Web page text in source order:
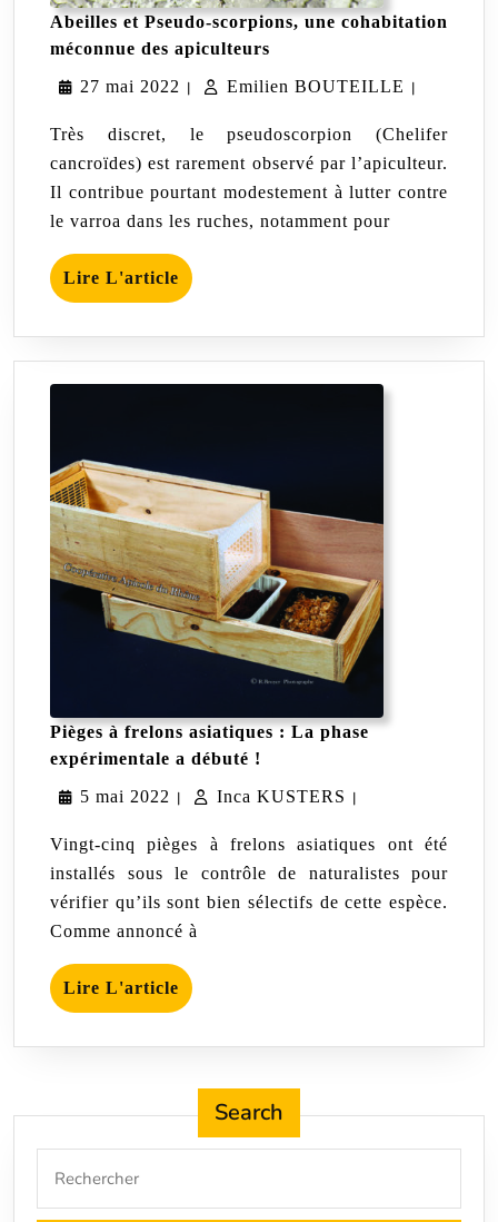
Abeilles et Pseudo-scorpions, une cohabitation
méconnue des apiculteurs
Pseudo-
une
cohabitation
méconnue
des
apiculteurs
27 mai 2022 27
| Emilien BOUTEILLE Emilien
|
Très discret, le pseudoscorpion (Chelifer
cancroïdes) est rarement observé par l’apiculteur.
Il contribue pourtant modestement à lutter contre
le varroa dans les ruches, notamment pour
Lire L'article Lire
L'article
Pièges à frelons asiatiques : La phase
expérimentale a débuté !
frelons
:
phase
expérimentale
5 mai 2022 5| Inca KUSTERS Inca
|
Vingt-cinq pièges à frelons asiatiques ont été
installés sous le contrôle de naturalistes pour
vérifier qu’ils sont bien sélectifs de cette espèce.
Comme annoncé à
Lire L'article Lire
L'article
Search
for: